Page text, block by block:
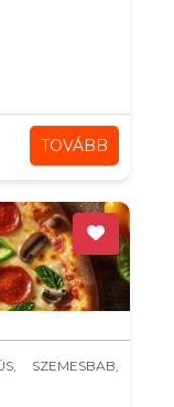
TOVÁBB
SZEMESBAB,